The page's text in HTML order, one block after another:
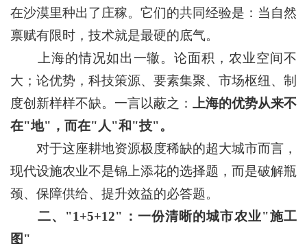
在沙漠里种出了庄稼。它们的共同经验是：当自然
禀赋有限时，技术就是最硬的底气。
上海的情况如出一辙。论面积，农业空间不
大；论优势，科技策源、要素集聚、市场枢纽、制
度创新样样不缺。一言以蔽之： 上海的优势从来不
在"地"，而在"人"和"技"。
对于这座耕地资源极度稀缺的超大城市而言，
现代设施农业不是锦上添花的选择题，而是破解瓶
颈、保障供给、提升效益的必答题。
二、"1+5+12"：一份清晰的城市农业"施工
图"